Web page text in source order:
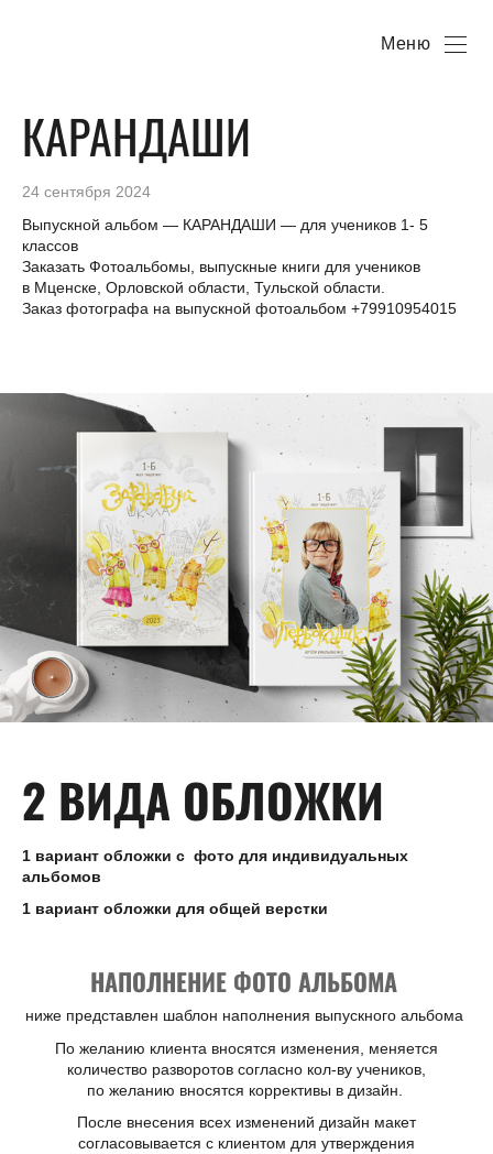
Меню
КАРАНДАШИ
24 сентября 2024
Выпускной альбом — КАРАНДАШИ — для учеников 1- 5
классов
Заказать Фотоальбомы, выпускные книги для учеников
в Мценске, Орловской области, Тульской области.
Заказ фотографа на выпускной фотоальбом +79910954015
2 ВИДА ОБЛОЖКИ
1 вариант обложки с фото для индивидуальных
альбомов
1 вариант обложки для общей верстки
НАПОЛНЕНИЕ ФОТО АЛЬБОМА
ниже представлен шаблон наполнения выпускного альбома
По желанию клиента вносятся изменения, меняется
количество разворотов согласно кол-ву учеников,
по желанию вносятся коррективы в дизайн.
После внесения всех изменений дизайн макет
согласовывается с клиентом для утверждения